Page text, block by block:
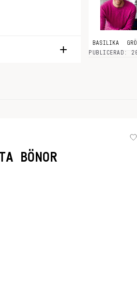
BASILIKA
PUBLICERAD:
BÖNOR